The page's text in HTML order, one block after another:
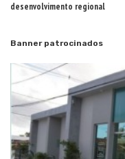
desenvolvimento regional
Banner patrocinados